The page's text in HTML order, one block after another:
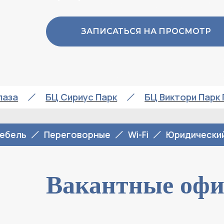
ЗАПИСАТЬСЯ НА ПРОСМОТР
Плаза БЦ Сириус Парк БЦ
Переговорные Wi-Fi Юридический
Вакантные